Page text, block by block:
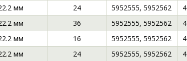
мм 24 5952555, 5952562
мм 36 5952555, 5952562
мм 16 5952555, 5952562
мм 24 5952555, 5952562